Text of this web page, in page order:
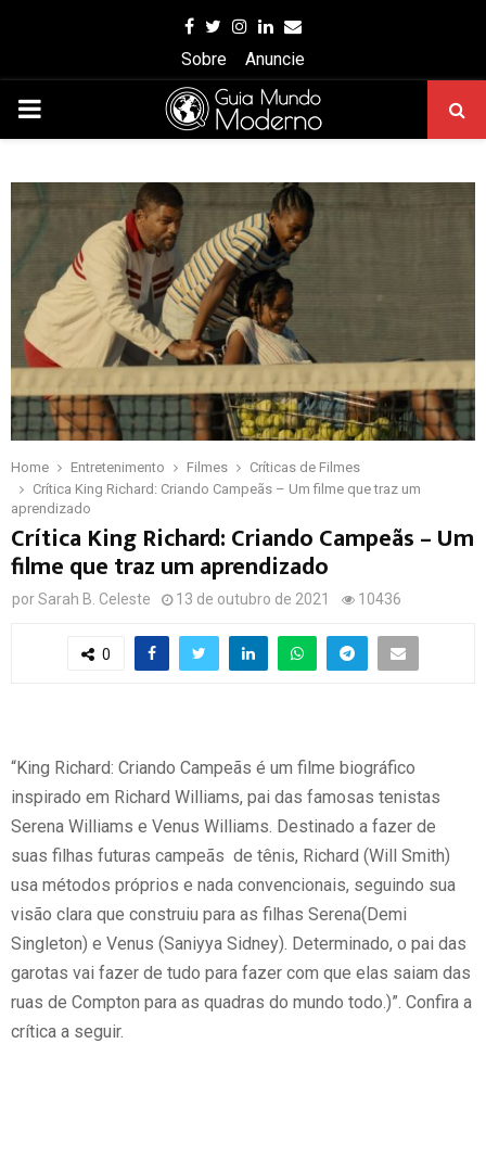
Facebook
Twitter
Instagram
Linkedin
Email
Sobre
Anuncie
PRIMARY
Home Entretenimento Filmes
Críticas de Filmes
Crítica King Richard: Criando Campeãs – Um filme que traz um
aprendizado
Crítica King Richard: Criando Campeãs – Um
filme que traz um aprendizado
porSarah B. Celeste 13 de outubro de 2021 10436
0
“King Richard: Criando Campeãs é um filme biográfico
inspirado em Richard Williams, pai das famosas tenistas
Serena Williams e Venus Williams. Destinado a fazer de
suas filhas futuras campeãs de tênis, Richard (Will Smith)
usa métodos próprios e nada convencionais, seguindo sua
visão clara que construiu para as filhas Serena(Demi
Singleton) e Venus (Saniyya Sidney). Determinado, o pai das
garotas vai fazer de tudo para fazer com que elas saiam das
ruas de Compton para as quadras do mundo todo.)”. Confira a
crítica a seguir.